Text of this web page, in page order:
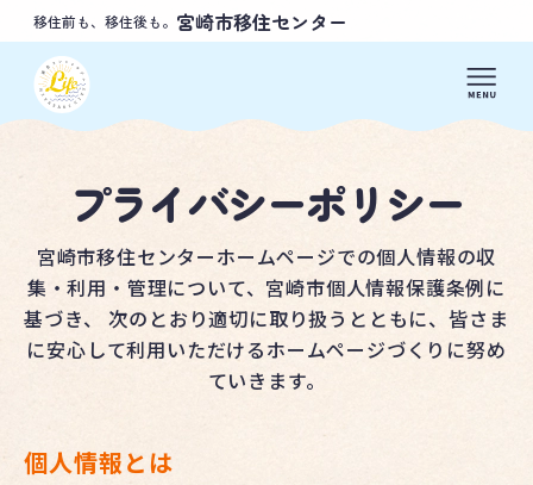
移住前も、移住後も。 宮崎市移住センター
プライバシーポリシー
宮崎市移住センターホームページでの個人情報の収
集・利用・管理について、宮崎市個人情報保護条例に
基づき、 次のとおり適切に取り扱うとともに、皆さま
に安心して利用いただけるホームページづくりに努め
ていきます。
個人情報とは